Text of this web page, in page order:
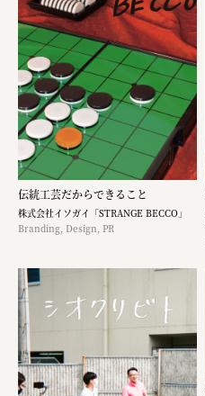
伝統工芸だからできること
株式会社イソガイ「STRANGE BECCO」
Branding, Design, PR